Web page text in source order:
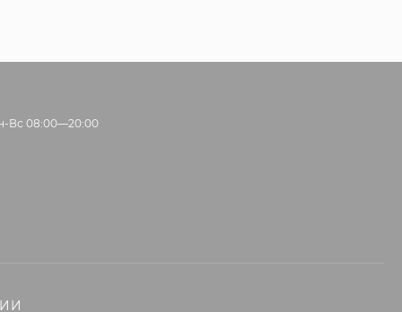
Вс 08:00—20:00